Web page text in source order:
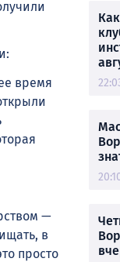
время
—
в
просто